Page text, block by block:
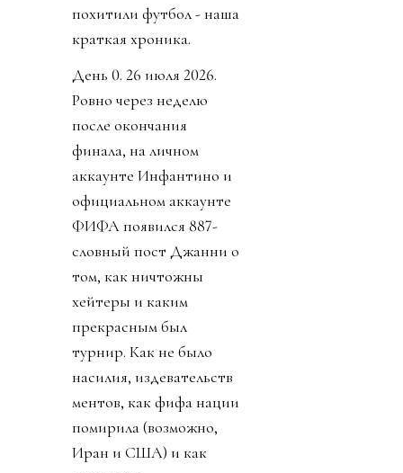
похитили футбол - наша
краткая хроника.
День 0. 26 июля 2026.
Ровно через неделю
после окончания
финала, на личном
аккаунте Инфантино и
официальном аккаунте
ФИФА появился 887-
словный пост Джанни о
том, как ничтожны
хейтеры и каким
прекрасным был
турнир. Как не было
насилия, издевательств
ментов, как фифа нации
помирила (возможно,
Иран и США) и как